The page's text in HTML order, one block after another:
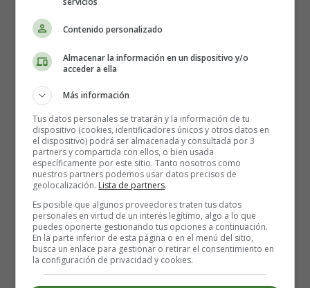
Detalles
Escrito por:
Categoría:Salud y Cuidados durante el
embarazo
Leer más: ¿Cómo evitar la toxoplasmosis durante
el embarazo?
🤰🏻 ¿Cómo se calcula el
Peso del Bebé durante el
Embarazo?
Contenido personalizado
Almacenar la información en un dispositivo y/o
acceder a ella
Más información
Tus datos personales se tratarán y la información de tu
dispositivo (cookies, identificadores únicos y otros datos en
el dispositivo) podrá ser almacenada y consultada por 3
partners y compartida con ellos, o bien usada
específicamente por este sitio. Tanto nosotros como
nuestros partners podemos usar datos precisos de
geolocalización. Lista de partners.
Es posible que algunos proveedores traten tus datos
personales en virtud de un interés legítimo, algo a lo que
puedes oponerte gestionando tus opciones a continuación.
En la parte inferior de esta página o en el menú del sitio,
busca un enlace para gestionar o retirar el consentimiento en
la configuración de privacidad y cookies.